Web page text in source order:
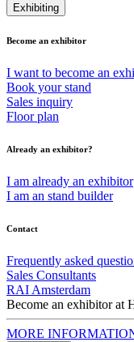
Exhibiting
Become an exhibitor
I want to become an
Book your stand
Sales inquiry
Floor plan
Already an exhibitor?
I am already an exhibitor
I am an stand builder
Contact
Frequently asked
Sales Consultants
RAI Amsterdam
Become an exhibitor at
MORE